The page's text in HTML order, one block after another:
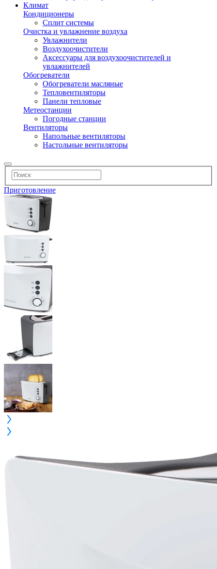
Климат
Кондиционеры
Сплит системы
Очистка и увлажнение воздуха
Увлажнители
Воздухоочистители
Аксессуары для воздухоочистителей и
увлажнителей
Обогреватели
Обогреватели масляные
Тепловентиляторы
Панели тепловые
Метеостанции
Погодные станции
Вентиляторы
Напольные вентиляторы
Настольные вентиляторы
Приготовление